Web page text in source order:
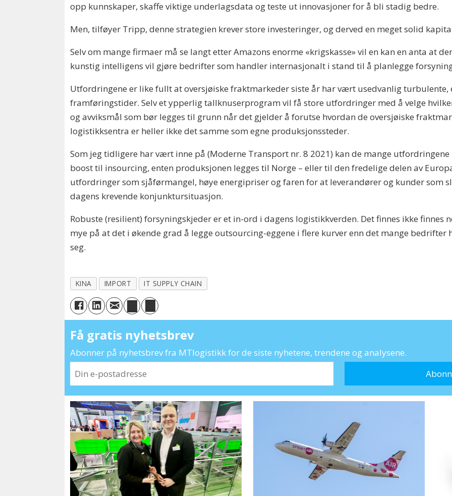
opp kunnskaper, skaffe viktige underlagsdata og teste ut innovasjoner for å bli stadig bedre.
Men, tilføyer Tripp, denne strategien krever store investeringer, og derved en meget solid
Selv om mange firmaer må se langt etter Amazons enorme «krigskasse» vil en kan en anta at
kunstig intelligens vil gjøre bedrifter som handler internasjonalt i stand til å planlegge
Utfordringene er like fullt at oversjøiske fraktmarkeder siste år har vært usedvanlig turbulente,
framføringstider. Selv et ypperlig tallknuserprogram vil få store utfordringer med å velge
og avviksmål som bør legges til grunn når det gjelder å forutse hvordan de oversjøiske
logistikksentra er heller ikke det samme som egne produksjonssteder.
Som jeg tidligere har vært inne på (Moderne Transport nr. 8 2021) kan de mange
boost til insourcing, enten produksjonen legges til Norge – eller til den fredelige delen av
utfordringer som sjåførmangel, høye energipriser og faren for at leverandører og kunder som
dagens krevende konjunktursituasjon.
Robuste (resilient) forsyningskjeder er et in-ord i dagens logistikkverden. Det finnes ikke finnes
mye på at det i økende grad å legge outsourcing-eggene i flere kurver enn det mange
seg.
KINA IMPORT IT SUPPLY CHAIN
Få gratis nyhetsbrev
Abonner på nyhetsbrev fra MTlogistikk for de siste nyhetene, trendene og analysene.